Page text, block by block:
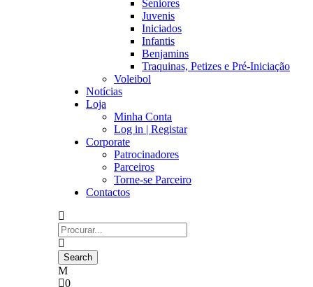
Seniores
Juvenis
Iniciados
Infantis
Benjamins
Traquinas, Petizes e Pré-Iniciação
Voleibol
Notícias
Loja
Minha Conta
Log in | Registar
Corporate
Patrocinadores
Parceiros
Torne-se Parceiro
Contactos
0